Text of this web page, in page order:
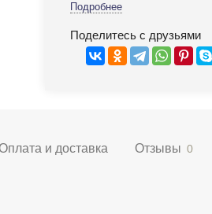
Подробнее
Поделитесь с друзьями
и доставка Отзывы 0